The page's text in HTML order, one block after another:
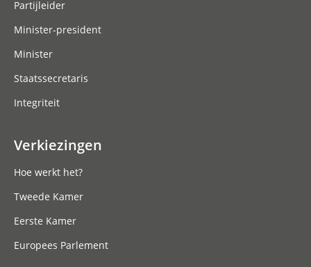
Partijleider
Minister-president
Minister
Staatssecretaris
Integriteit
Verkiezingen
Hoe werkt het?
Tweede Kamer
Eerste Kamer
Europees Parlement